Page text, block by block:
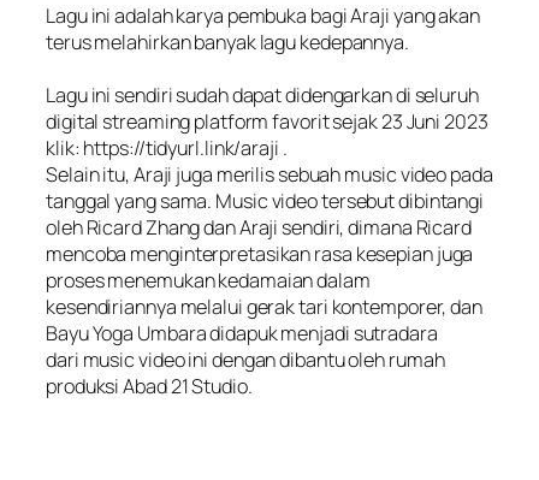
Lagu ini adalah karya pembuka bagi Araji yang akan
terus melahirkan banyak lagu kedepannya.
Lagu ini sendiri sudah dapat didengarkan di seluruh
digital streaming platform favorit sejak 23 Juni 2023
klik: https://tidyurl.link/araji .
Selain itu, Araji juga merilis sebuahmusic videopada
tanggal yang sama. Music videotersebut dibintangi
oleh Ricard Zhang dan Araji sendiri, dimana Ricard
mencoba menginterpretasikan rasa kesepian juga
proses menemukan kedamaian dalam
kesendiriannya melalui gerak tari kontemporer, dan
Bayu Yoga Umbara didapuk menjadi sutradara
dari music videoini dengan dibantu oleh rumah
produksi Abad 21 Studio.